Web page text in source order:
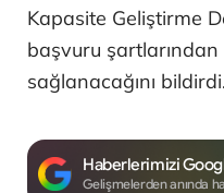
Kapasite Geliştirme
başvuru şartlarından
sağlanacağını bildirdi.
Haberlerimizi
Gelişmelerden anında